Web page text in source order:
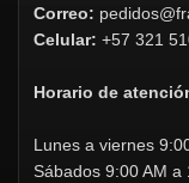
Correo:
Celular: +57 321
Horario de
Lunes a viernes
Sábados 9:00 AM a